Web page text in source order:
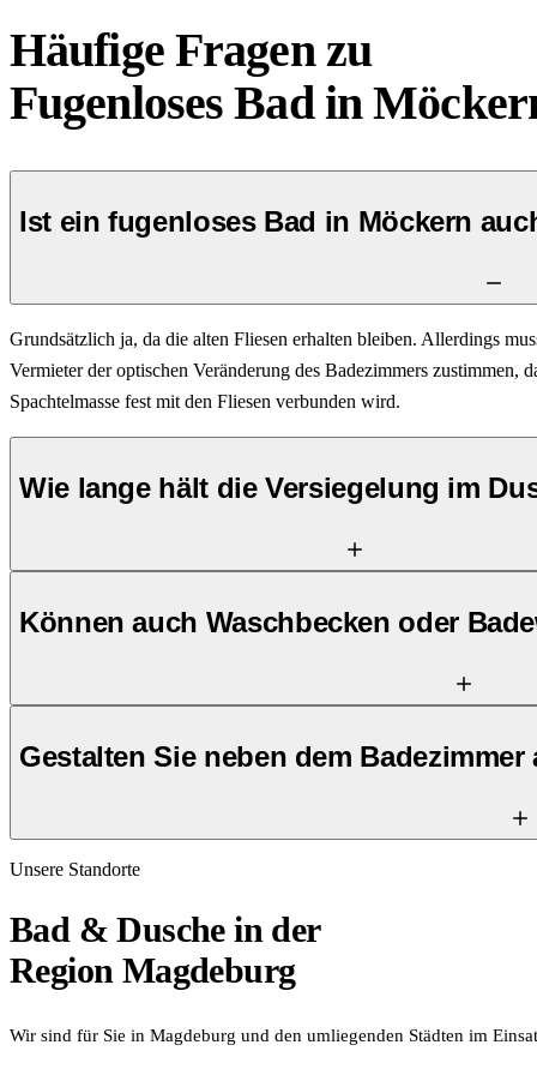
Häufige Fragen zu
Fugenloses Badin
Ist ein fugenloses Bad in Möckern
Grundsätzlich ja, da die alten Fliesen erhalten bleiben. Allerdings
Vermieter der optischen Veränderung des Badezimmers zustimmen,
Spachtelmasse fest mit den Fliesen verbunden wird.
Wie lange hält die Versiegelung im
Können auch Waschbecken oder
Gestalten Sie neben dem
Unsere Standorte
Bad & Duschein der
Region Magdeburg
Wir sind für Sie in Magdeburg und den umliegenden Städten im